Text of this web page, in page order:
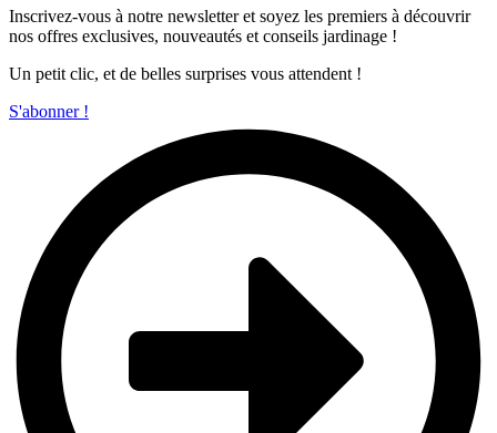
Inscrivez-vous à notre newsletter et soyez les premiers à découvrir
nos offres exclusives, nouveautés et conseils jardinage !
Un petit clic, et de belles surprises vous attendent !
S'abonner !